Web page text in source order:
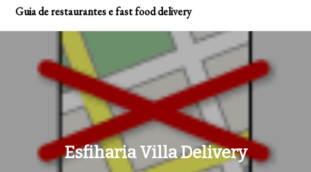
Guia de restaurantes e fast food delivery
Esfiharia Villa Delivery